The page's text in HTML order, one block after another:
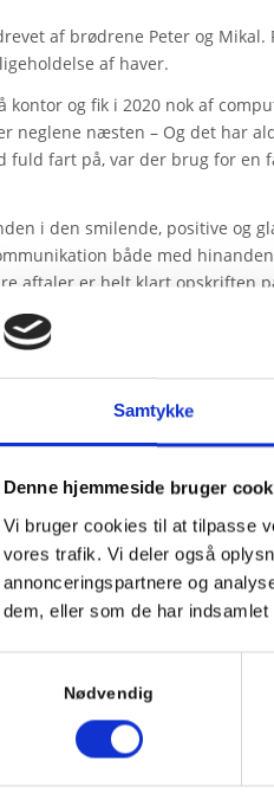
Samtykke
Denne hjemmeside bruger
Vi bruger cookies til at tilpasse
vores trafik. Vi deler også
annonceringspartnere og
dem, eller som de har
Nødvendig
af brødrene Peter og Mikal.
af haver.
kontor og fik i 2020 nok af
neglene næsten – Og det har
fuld fart på, var der brug for en
i den smilende, positive og
både med
aftaler er helt klart opskriften
for Ravnzen. Vi vil kunne
på sigt stille og roligt udvide
fag.
på det meste af Sjælland.
28 49 97 94